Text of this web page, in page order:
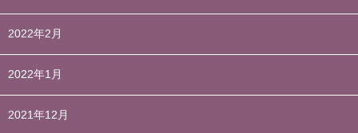
2022年2月
2022年1月
2021年12月